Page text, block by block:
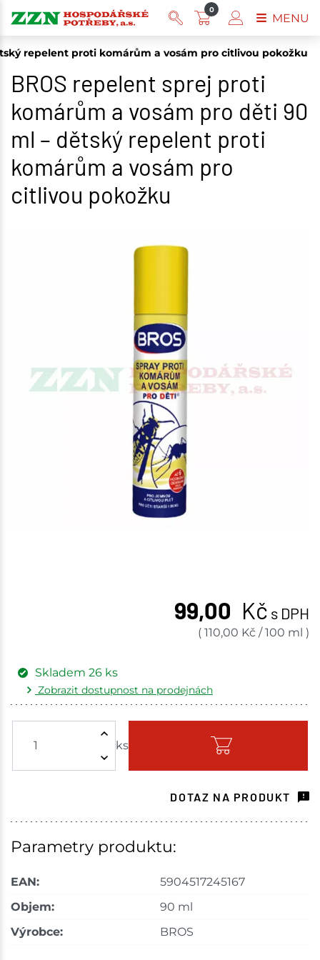
repelent proti komárům a vosám pro citlivou pokožku
BROS repelent sprej proti
komárům a vosám pro děti 90
ml – dětský repelent proti
komárům a vosám pro
citlivou pokožku
99,00 Kč s DPH
( 110,00 Kč /100 ml )
ks
Skladem 26 ks
Zobrazit dostupnost na prodejnách
Skladem - ihned k odeslání
Tišnov 7 ks
Velká Bíteš
Skladem na prodejně - doručení do 7 dnů
DOTAZ NA PRODUKT
Parametry produktu:
EAN:
5904517245167
Objem:
90 ml
Výrobce:
BROS
0
MENU